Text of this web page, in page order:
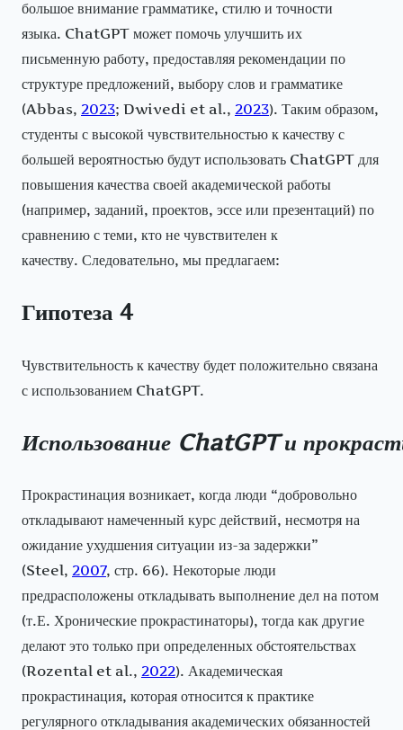
большое внимание грамматике, стилю и точности
языка. ChatGPT может помочь улучшить их
письменную работу, предоставляя рекомендации по
структуре предложений, выбору слов и грамматике
(Abbas, 2023; Dwivedi et al., 2023). Таким образом,
студенты с высокой чувствительностью к качеству с
большей вероятностью будут использовать ChatGPT для
повышения качества своей академической работы
(например, заданий, проектов, эссе или презентаций) по
сравнению с теми, кто не чувствителен к
качеству. Следовательно, мы предлагаем:
Гипотеза 4
Чувствительность к качеству будет положительно связана
с использованием ChatGPT.
Использование ChatGPT и
Прокрастинация возникает, когда люди “добровольно
откладывают намеченный курс действий, несмотря на
ожидание ухудшения ситуации из-за задержки”
(Steel, 2007, стр. 66). Некоторые люди
предрасположены откладывать выполнение дел на потом
(т.Е. Хронические прокрастинаторы), тогда как другие
делают это только при определенных обстоятельствах
(Rozental et al., 2022). Академическая
прокрастинация, которая относится к практике
регулярного откладывания академических обязанностей